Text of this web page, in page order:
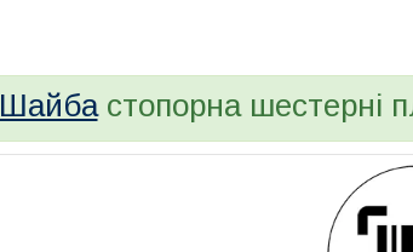
Шайбастопорна шестерні